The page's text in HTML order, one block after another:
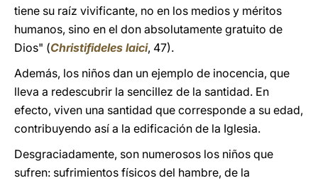
tiene su raíz vivificante, no en los medios y méritos
humanos, sino en el don absolutamente gratuito de
Dios" (Christifideles laici, 47).
Además, los niños dan un ejemplo de inocencia, que
lleva a redescubrir la sencillez de la santidad. En
efecto, viven una santidad que corresponde a su edad,
contribuyendo así a la edificación de la Iglesia.
Desgraciadamente, son numerosos los niños que
sufren: sufrimientos físicos del hambre, de la